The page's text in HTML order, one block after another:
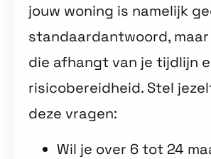
jouw woning is namelijk
standaardantwoord, maar
die afhangt van je tijdlijn
risicobereidheid. Stel
deze vragen:
Wil je over 6 tot 24